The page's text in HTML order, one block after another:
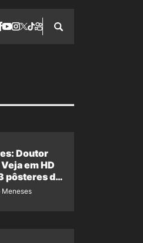
Doutor
em HD
pôsteres de
+ 1 imagem
Meneses